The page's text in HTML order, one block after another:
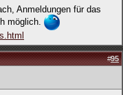
Anmeldungen für das
möglich.
#95